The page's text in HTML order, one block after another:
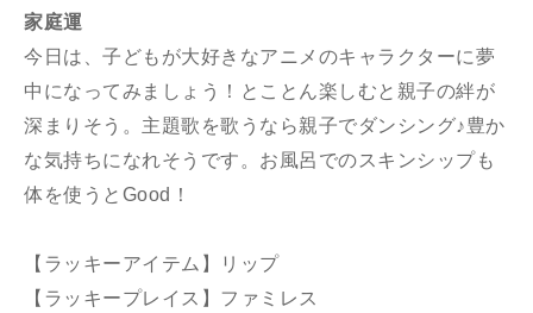
家庭運
今日は、子どもが大好きなアニメのキャラクターに夢
中になってみましょう！とことん楽しむと親子の絆が
深まりそう。主題歌を歌うなら親子でダンシング♪豊か
な気持ちになれそうです。お風呂でのスキンシップも
体を使うとGood！
【ラッキーアイテム】リップ
【ラッキープレイス】ファミレス